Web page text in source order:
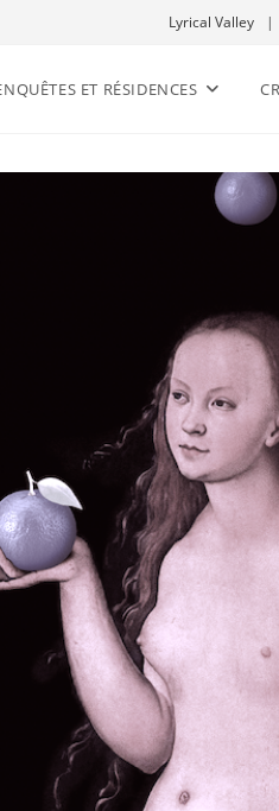
Lyrical Valley |
ET RÉSIDENCES